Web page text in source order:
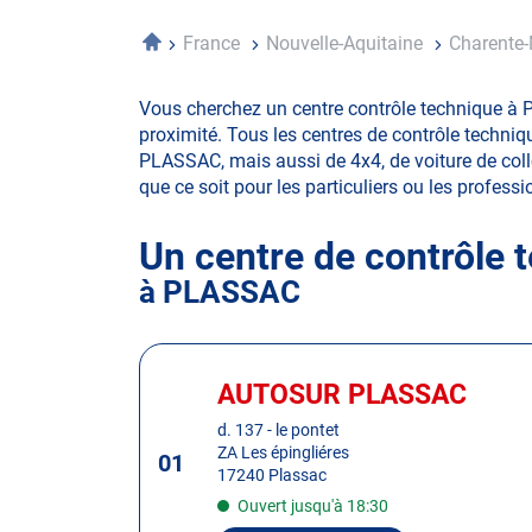
AccueilFrance Nouvelle-Aquitaine
Vous cherchez un centre contrôle technique à
proximité. Tous les centres de contrôle
PLASSAC, mais aussi de 4x4, de voiture de
que ce soit pour les particuliers ou les
Un centre de contrôle
à PLASSAC
Appuyer
ENTRÉE
01
Centre
AUTOSUR PLASSAC
d. 137 - le pontet
ZA Les épingliéres
17240 Plassac
Ouvert jusqu'à 18:30